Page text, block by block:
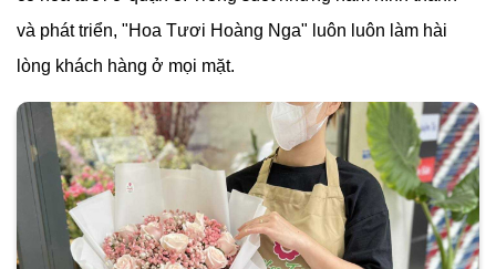
và phát triển, "Hoa Tươi Hoàng Nga" luôn luôn làm hài
lòng khách hàng ở mọi mặt.